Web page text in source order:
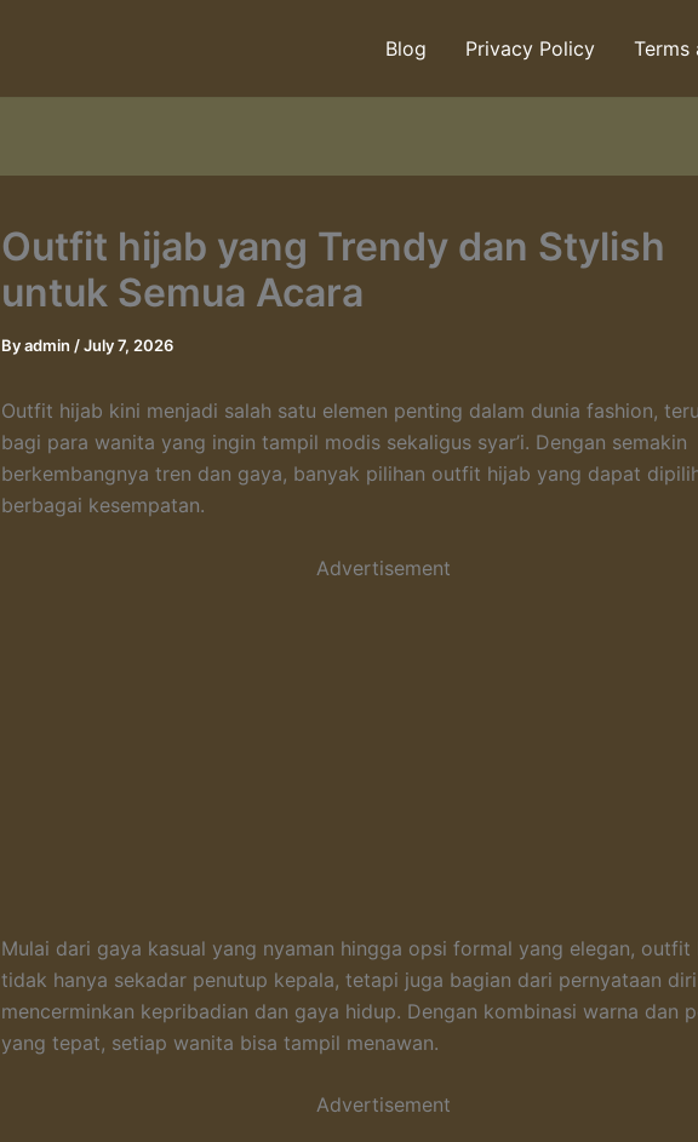
Blog Privacy Policy Terms
Outfit hijab yang Trendy dan Stylish
untuk Semua Acara
Byadmin /July 7, 2026
Outfit hijab kini menjadi salah satu elemen penting dalam dunia fashion,
bagi para wanita yang ingin tampil modis sekaligus syar’i. Dengan semakin
berkembangnya tren dan gaya, banyak pilihan outfit hijab yang dapat
berbagai kesempatan.
Advertisement
Mulai dari gaya kasual yang nyaman hingga opsi formal yang elegan, outfit
tidak hanya sekadar penutup kepala, tetapi juga bagian dari pernyataan
mencerminkan kepribadian dan gaya hidup. Dengan kombinasi warna dan
yang tepat, setiap wanita bisa tampil menawan.
Advertisement